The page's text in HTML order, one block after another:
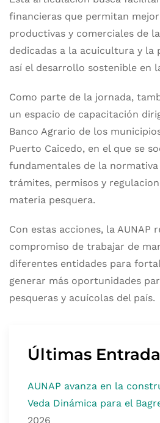
financieras que permitan
productivas y comerciales de
dedicadas a la acuicultura y la
así el desarrollo sostenible en
Como parte de la jornada,
un espacio de capacitación
Banco Agrario de los
Puerto Caicedo, en el que se
fundamentales de la normativa
trámites, permisos y
materia pesquera.
Con estas acciones, la AUNAP
compromiso de trabajar de
diferentes entidades para
generar más oportunidades
pesqueras y acuícolas del país.
Últimas
AUNAP avanza en la
Veda Dinámica para el
2026